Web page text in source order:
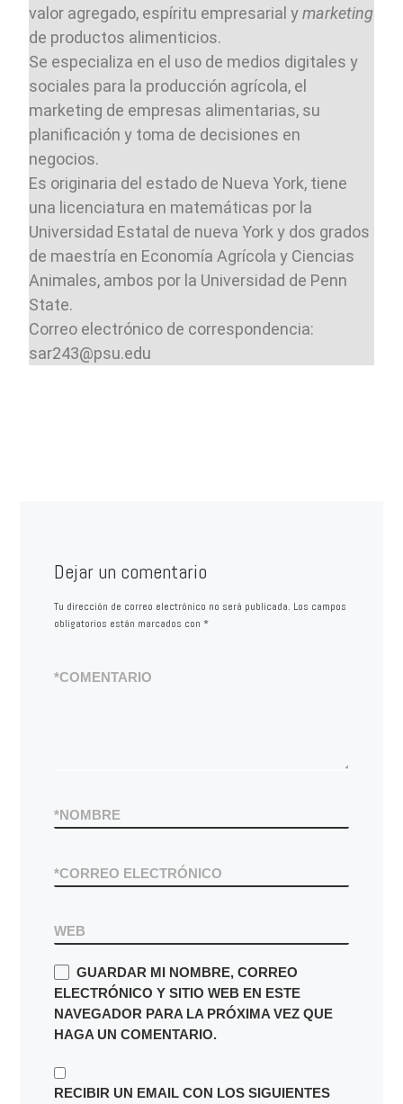
valor agregado, espíritu empresarial ymarketing
de productos alimenticios.
Se especializa en el uso de medios digitales y
sociales para la producción agrícola, el
marketing de empresas alimentarias, su
planificación y toma de decisiones en
negocios.
Es originaria del estado de Nueva York, tiene
una licenciatura en matemáticas por la
Universidad Estatal de nueva York y dos grados
de maestría en Economía Agrícola y Ciencias
Animales, ambos por la Universidad de Penn
State.
Correo electrónico de correspondencia:
sar243@psu.edu
Dejar un comentario
Tu dirección de correo electrónico no será publicada. Los campos
obligatorios están marcados con *
COMENTARIO
*
NOMBRE
*
CORREO ELECTRÓNICO
*
WEB
GUARDAR MI NOMBRE, CORREO
ELECTRÓNICO Y SITIO WEB EN ESTE
NAVEGADOR PARA LA PRÓXIMA VEZ QUE
HAGA UN COMENTARIO.
RECIBIR UN EMAIL CON LOS SIGUIENTES